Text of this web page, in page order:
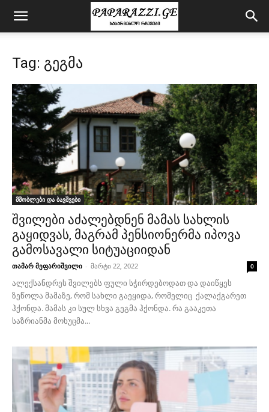
Tag: გეგმა
მშობლები და ბავშვები
შვილები აძალებდნენ მამას სახლის
გაყიდვას, მაგრამ პენსიონერმა იპოვა
გამოსავალი სიტუაციიდან
თამარ მეფარიშვილი - მარტი 22, 2022 0
ალექსანდრეს შვილებს ფული სჭირდებოდათ და დაიწყეს
ზეწოლა მამაზე, რომ სახლი გაეყიდა, რომელიც ქალაქგარეთ
ჰქონდა. მამას კი სულ სხვა გეგმა ჰქონდა. რა გააკეთა
საზრიანმა მოხუცმა...